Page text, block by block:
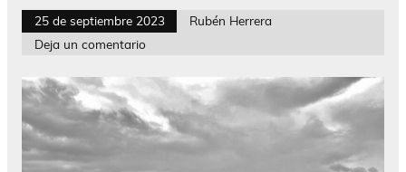
25 de septiembre 2023
Rubén Herrera
Deja un comentario